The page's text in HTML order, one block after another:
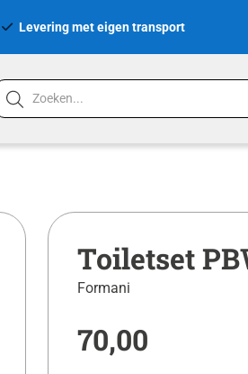
Levering met eigen transport
Toiletset
Formani
70,00